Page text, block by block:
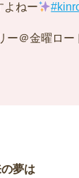
よねー
＠金曜ロー
夢は